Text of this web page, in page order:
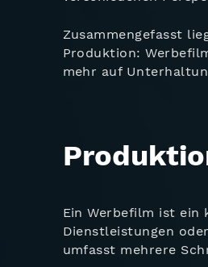
Zusammengefasst
Produktion:
mehr auf
Ein Werbefilm ist ein
Dienstleistungen
umfasst mehrere